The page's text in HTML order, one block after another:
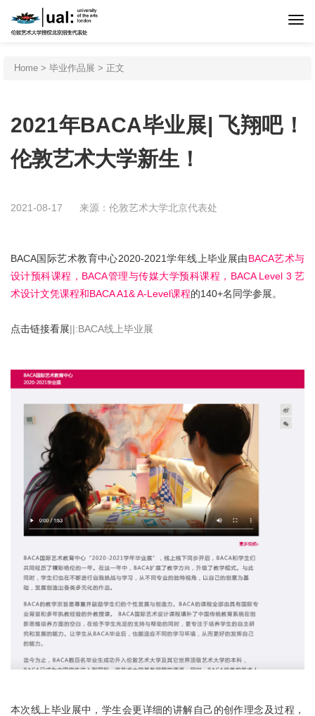
首页
申请程序
新闻活动
在线咨询
Home > 毕业作品展 > 正文
2021年BACA毕业展| 飞翔吧！
伦敦艺术大学新生！
2021-08-17 来源：伦敦艺术大学北京代表处
BACA国际艺术教育中心2020-2021学年线上毕业展由BACA艺术与
设计预科课程，BACA管理与传媒大学预科课程，BACA Level 3 艺
术设计文凭课程和BACA A1& A-Level课程的140+名同学参展。
点击链接看展||:BACA线上毕业展
本次线上毕业展中，学生会更详细的讲解自己的创作理念及过程，